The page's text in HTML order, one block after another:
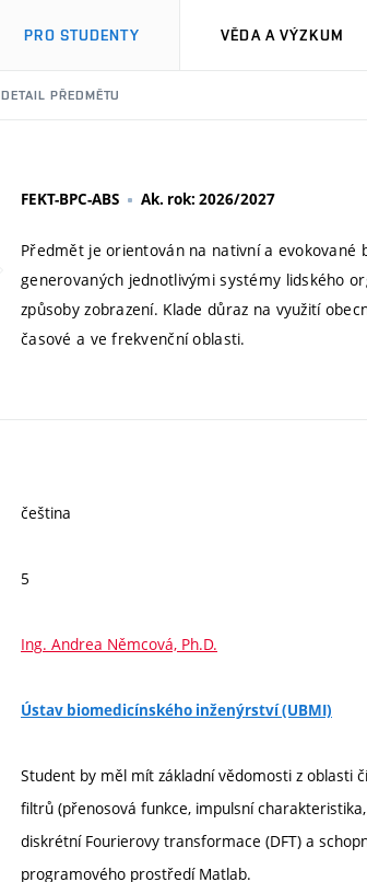
PRO STUDENTY VĚDA A VÝZKUM
DETAIL PŘEDMĚTU
FEKT-BPC-ABS Ak. rok: 2026/2027
Předmět je orientován na nativní a evokované
generovaných jednotlivými systémy lidského
způsoby zobrazení. Klade důraz na využití
časové a ve frekvenční oblasti.
čeština
5
Ing. Andrea Němcová, Ph.D.
Ústav biomedicínského inženýrství (UBMI)
Student by měl mít základní vědomosti z oblasti
filtrů (přenosová funkce, impulsní
diskrétní Fourierovy transformace (DFT) a
programového prostředí Matlab.